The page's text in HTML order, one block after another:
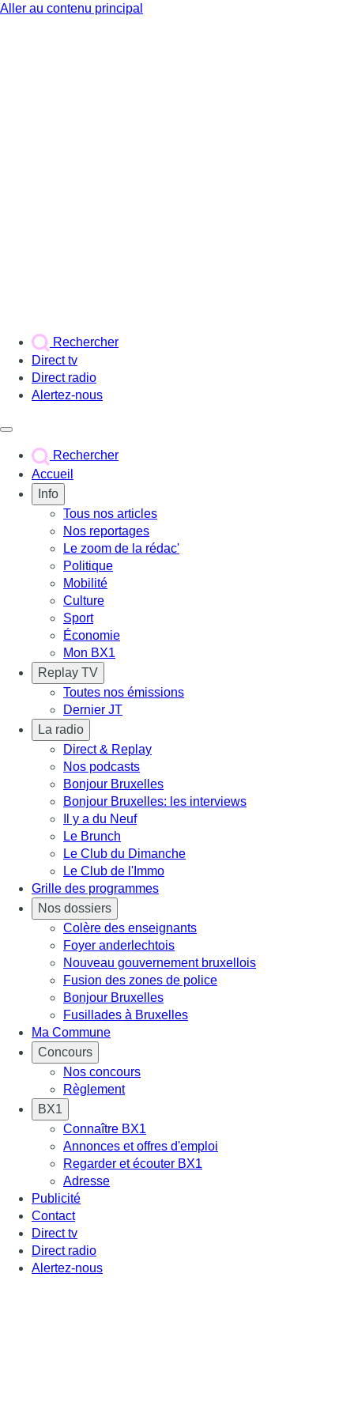
Aller au contenu principal
Rechercher
Direct tv
Direct radio
Alertez-nous
Rechercher
Accueil
Info
Tous nos articles
Nos reportages
Le zoom de la rédac'
Politique
Mobilité
Culture
Sport
Économie
Mon BX1
Replay TV
Toutes nos émissions
Dernier JT
La radio
Direct & Replay
Nos podcasts
Bonjour Bruxelles
Bonjour Bruxelles: les interviews
Il y a du Neuf
Le Brunch
Le Club du Dimanche
Le Club de l'Immo
Grille des programmes
Nos dossiers
Colère des enseignants
Foyer anderlechtois
Nouveau gouvernement bruxellois
Fusion des zones de police
Bonjour Bruxelles
Fusillades à Bruxelles
Ma Commune
Concours
Nos concours
Règlement
BX1
Connaître BX1
Annonces et offres d'emploi
Regarder et écouter BX1
Adresse
Publicité
Contact
Direct tv
Direct radio
Alertez-nous